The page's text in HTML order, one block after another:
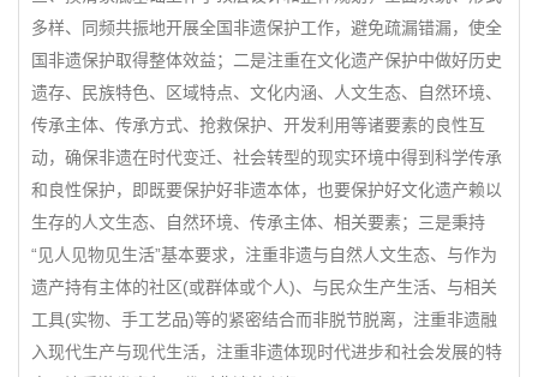
多样、同频共振地开展全国非遗保护工作，避免疏漏错漏，使全
国非遗保护取得整体效益；二是注重在文化遗产保护中做好历史
遗存、民族特色、区域特点、文化内涵、人文生态、自然环境、
传承主体、传承方式、抢救保护、开发利用等诸要素的良性互
动，确保非遗在时代变迁、社会转型的现实环境中得到科学传承
和良性保护，即既要保护好非遗本体，也要保护好文化遗产赖以
生存的人文生态、自然环境、传承主体、相关要素；三是秉持
“见人见物见生活”基本要求，注重非遗与自然人文生态、与作为
遗产持有主体的社区(或群体或个人)、与民众生产生活、与相关
工具(实物、手工艺品)等的紧密结合而非脱节脱离，注重非遗融
入现代生产与现代生活，注重非遗体现时代进步和社会发展的特